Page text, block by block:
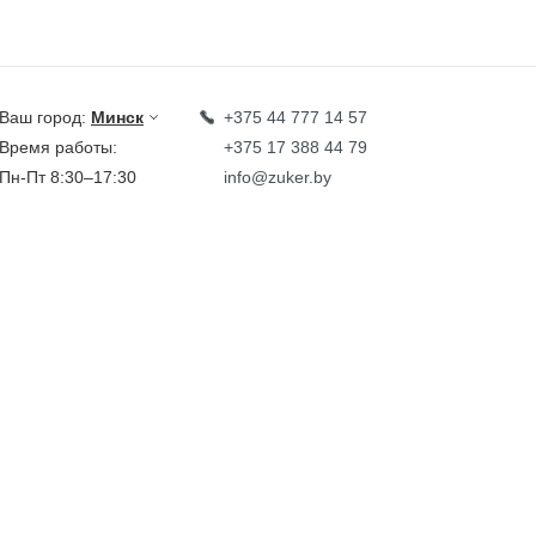
Ваш город: Минск
Время работы:
Пн-Пт 8:30–17:30
+375 44 777 14 57
+375 17 388 44 79
info@zuker.by